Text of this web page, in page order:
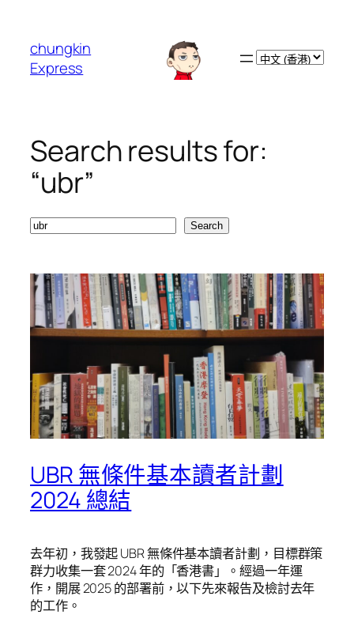
chungkin
Express
Choose
Search results for:
“ubr”
Search Search
UBR 無條件基本讀者計劃
2024 總結
去年初，我發起 UBR 無條件基本讀者計劃，目標群策
群力收集一套 2024 年的「香港書」。經過一年運
作，開展 2025 的部署前，以下先來報告及檢討去年
的工作。